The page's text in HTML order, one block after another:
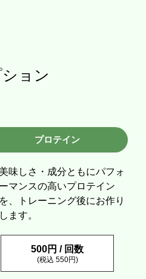
ョン
プロテイン
美味しさ・成分ともにパフォ
ーマンスの高いプロテイン
を、トレーニング後にお作り
します。
500円 / 回数
(税込 550円)